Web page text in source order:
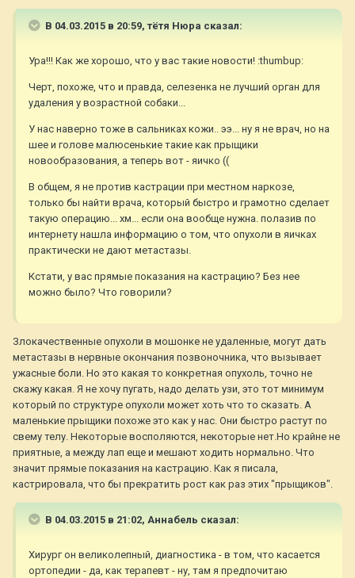
В 04.03.2015 в 20:59, тётя Нюра сказал:
Ура!!! Как же хорошо, что у вас такие новости! :thumbup:
Черт, похоже, что и правда, селезенка не лучший орган для
удаления у возрастной собаки...
У нас наверно тоже в сальниках кожи.. ээ... ну я не врач, но на
шее и голове малюсенькие такие как прыщики
новообразования, а теперь вот - яичко ((
В общем, я не против кастрации при местном наркозе,
только бы найти врача, который быстро и грамотно сделает
такую операцию... хм... если она вообще нужна. полазив по
интернету нашла информацию о том, что опухоли в яичках
практически не дают метастазы.
Кстати, у вас прямые показания на кастрацию? Без нее
можно было? Что говорили?
Злокачественные опухоли в мошонке не удаленные, могут дать
метастазы в нервные окончания позвоночника, что вызывает
ужасные боли. Но это какая то конкретная опухоль, точно не
скажу какая. Я не хочу пугать, надо делать узи, это тот минимум
который по структуре опухоли может хоть что то сказать. А
маленькие прыщики похоже это как у нас. Они быстро растут по
свему телу. Некоторые восполяются, некоторые нет.Но крайне не
приятные, а между лап еще и мешают ходить нормально. Что
значит прямые показания на кастрацию. Как я писала,
кастрировала, что бы прекратить рост как раз этих "прыщиков".
В 04.03.2015 в 21:02, Aннaбель сказал:
Хирург он великолепный, диагностика - в том, что касается
ортопедии - да, как терапевт - ну, там я предпочитаю